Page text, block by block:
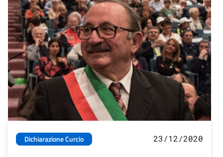
Dichiarazione Curcio 23/12/2020